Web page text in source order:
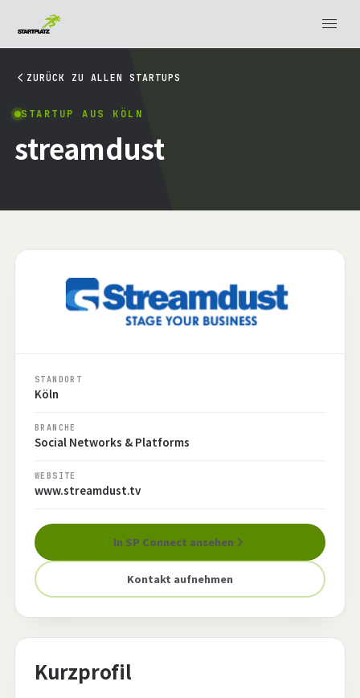
ZURÜCK ZU ALLEN STARTUPS
STARTUP AUS KÖLN
streamdust
STANDORT
Köln
BRANCHE
Social Networks & Platforms
WEBSITE
www.streamdust.tv
In SP Connect ansehen
Kontakt aufnehmen
Kurzprofil